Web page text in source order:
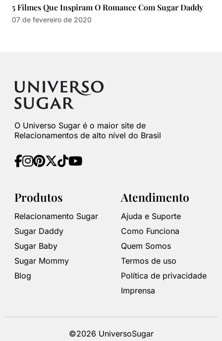
5 Filmes Que Inspiram O Romance Com Sugar Daddy
07 de fevereiro de 2020
O Universo Sugar é o maior site de
Relacionamentos de alto nível do Brasil
Produtos
Relacionamento Sugar
Sugar Daddy
Sugar Baby
Sugar Mommy
Blog
Atendimento
Ajuda e Suporte
Como Funciona
Quem Somos
Termos de uso
Política de privacidade
Imprensa
©2026 UniversoSugar